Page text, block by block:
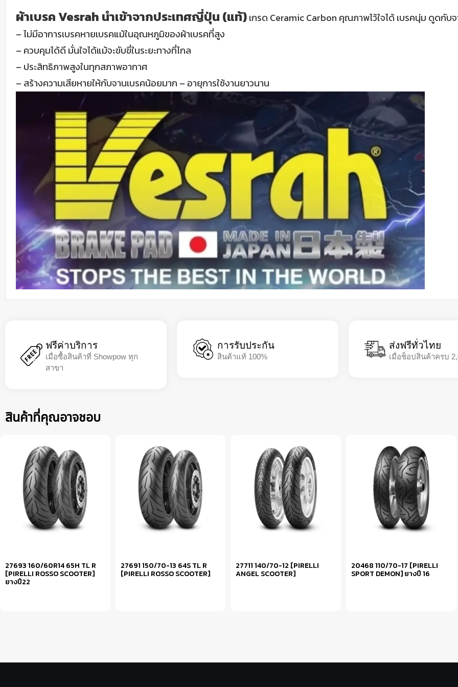
ผ้าเบรค Vesrah นำเข้าจากประเทศญี่ปุ่น (แท้)เกรด Ceramic Carbon คุณภาพไว้ใจได้ เบรคนุ่ม ดูดกับ
–ไม่มีอาการเบรคหายเบรคแม้ในอุณหภูมิของผ้าเบรคที่สูง
– ควบคุมได้ดี มั่นใจได้แม้จะขับขี่ในระยะทางที่ไกล
– ประสิทธิภาพสูงในทุกสภาพอากาศ
– สร้างความเสียหายให้กับจานเบรคน้อยมาก – อายุการใช้งานยาวนาน
ฟรีค่าบริการ
เมื่อซื้อสินค้าที่ Showpow ทุก
สาขา
การรับประกัน
สินค้าแท้ 100%
ส่งฟรีทั่วไทย
เมื่อช็อปสินค้าครบ
สินค้าที่คุณอาจชอบ
27693 160/60R14 65H TL R
[PIRELLI ROSSO SCOOTER]
ยางปี22
27691 150/70-13 64S TL R
[PIRELLI ROSSO SCOOTER]
27711 140/70-12 [PIRELLI
ANGEL SCOOTER]
20468 110/70-17 [PIRELLI
SPORT DEMON] ยางปี 16